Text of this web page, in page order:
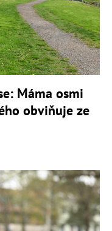
Máma osmi
obviňuje ze